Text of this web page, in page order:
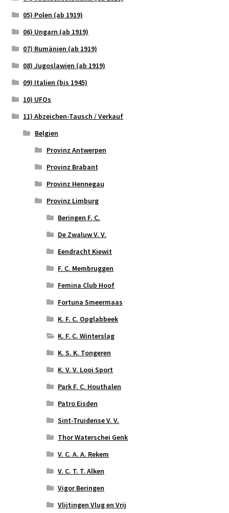
05) Polen (ab 1919)
06) Ungarn (ab 1919)
07) Rumänien (ab 1919)
08) Jugoslawien (ab 1919)
09) Italien (bis 1945)
10) UFOs
11) Abzeichen-Tausch / Verkauf
Belgien
Provinz Antwerpen
Provinz Brabant
Provinz Hennegau
Provinz Limburg
Beringen F. C.
De Zwaluw V. V.
Eendracht Kiewit
F. C. Membruggen
Femina Club Hoof
Fortuna Smeermaas
K. F. C. Opglabbeek
K. F. C. Winterslag
K. S. K. Tongeren
K. V. V. Looi Sport
Park F. C. Houthalen
Patro Eisden
Sint-Truidense V. V.
Thor Waterschei Genk
V. C. A. A. Rekem
V. C. T. T. Alken
Vigor Beringen
Vlijtingen Vlug en Vrij